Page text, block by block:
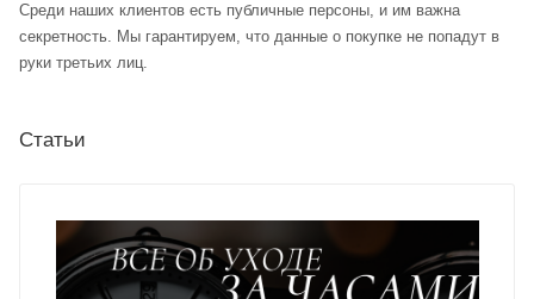
Среди наших клиентов есть публичные персоны, и им важна
секретность. Мы гарантируем, что данные о покупке не попадут в
руки третьих лиц.
Статьи